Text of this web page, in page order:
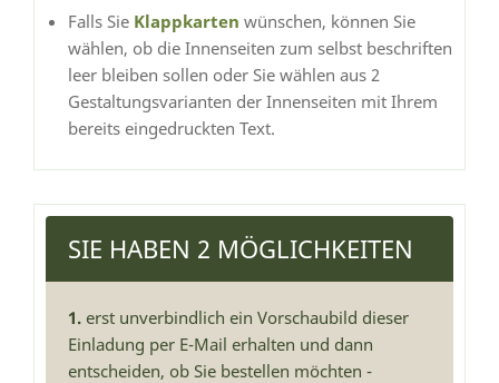
Falls Sie Klappkarten wünschen, können Sie
wählen, ob die Innenseiten zum selbst beschriften
leer bleiben sollen oder Sie wählen aus 2
Gestaltungsvarianten der Innenseiten mit Ihrem
bereits eingedruckten Text.
SIE HABEN 2 MÖGLICHKEITEN
1. erst unverbindlich ein Vorschaubild dieser
Einladung per E-Mail erhalten und dann
entscheiden, ob Sie bestellen möchten -